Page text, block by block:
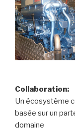
Collaboration:
Un écosystème
basée sur un
domaine